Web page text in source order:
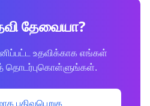
தேவையா?
உதவிக்காக எங்கள்
தொடர்புகொள்ளுங்கள்.
பதிவுபெறுக